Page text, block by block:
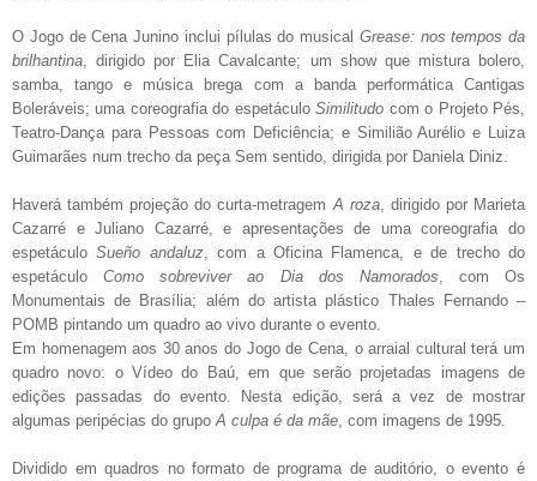
O Jogo de Cena Junino inclui pílulas do musical Grease: nos tempos da
brilhantina , dirigido por Elia Cavalcante; um show que mistura bolero,
samba, tango e música brega com a banda performática Cantigas
Boleráveis; uma coreografia do espetáculoSimilitudo com o Projeto Pés,
Teatro-Dança para Pessoas com Deficiência; e Similião Aurélio e Luiza
Guimarães num trecho da peça Sem sentido, dirigida por Daniela Diniz.
Haverá também projeção do curta-metragem A roza, dirigido por Marieta
Cazarré e Juliano Cazarré, e apresentações de uma coreografia do
espetáculoSueño andaluz, com a Oficina Flamenca, e de trecho do
espetáculoComo sobreviver ao Dia dos Namorados , com Os
Monumentais de Brasília; além do artista plástico Thales Fernando –
POMB pintando um quadro ao vivo durante o evento.
Em homenagem aos 30 anos do Jogo de Cena, o arraial cultural terá um
quadro novo: o Vídeo do Baú, em que serão projetadas imagens de
edições passadas do evento. Nesta edição, será a vez de mostrar
algumas peripécias do grupo A culpa é da mãe , com imagens de 1995.
Dividido em quadros no formato de programa de auditório, o evento é